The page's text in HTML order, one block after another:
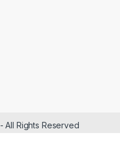
- All Rights Reserved